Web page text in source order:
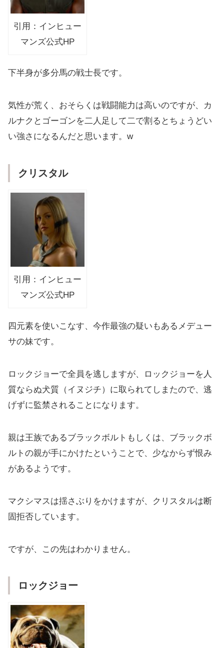
引用：インヒュー
マンズ公式HP
下半身が多分馬の戦士長です。
気性が荒く、おそらくは戦闘能力は高いのですが、カ
ルナクとゴーゴンを二人足して二で割るとちょうどい
い強さになるんだと思います。w
クリスタル
引用：インヒュー
マンズ公式HP
四元素を使いこなす、今作最強の疑いもあるメデュー
サの妹です。
ロックジョーで全員を逃しますが、ロックジョーを人
質ならぬ犬質（イヌジチ）に取られてしまたので、逃
げずに監禁されることになります。
親は王族であるブラックボルトもしくは、ブラックボ
ルトの親が手にかけたということで、少なからず恨み
があるようです。
マクシマスは揺さぶりをかけますが、クリスタルは断
固拒否しています。
ですが、この先はわかりません。
ロックジョー